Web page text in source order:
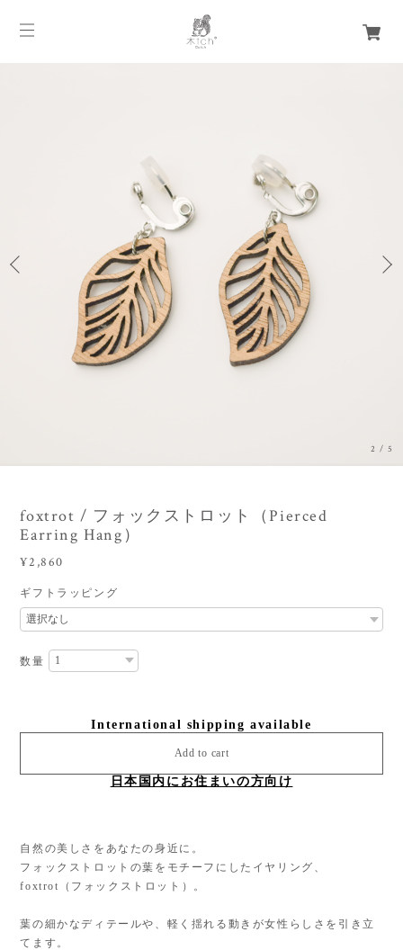
3 /5
foxtrot / フォックストロット（Pierced
Earring Hang）
¥2,860
ギフトラッピング
数量
International shipping available
Add to cart
日本国内にお住まいの方向け
自然の美しさをあなたの身近に。
フォックストロットの葉をモチーフにしたイヤリング、
foxtrot（フォックストロット）。
葉の細かなディテールや、軽く揺れる動きが女性らしさを引き立
てます。